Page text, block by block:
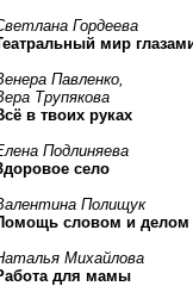
Гордеева
мир
Павленко,
Трупякова
в твоих руках
Подлиняева
село
Полищук
словом и делом
Михайлова
для мамы